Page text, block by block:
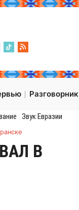
Разговорник
Звук Евразии
В